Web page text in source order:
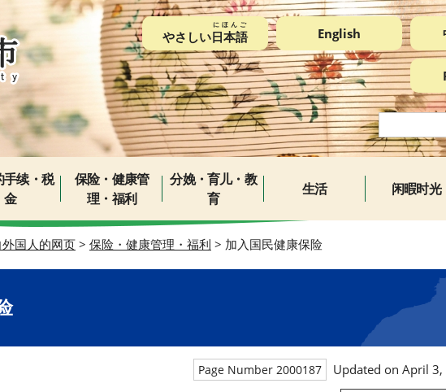
やさしい日本語
にほんご
English
手续・税
金
保险・健康管
理・福利
分娩・育儿・教
育
生活 闲暇时光
国人的网页 > 保险・健康管理・福利 > 加入国民健康保险
Page Number 2000187 Updated on April